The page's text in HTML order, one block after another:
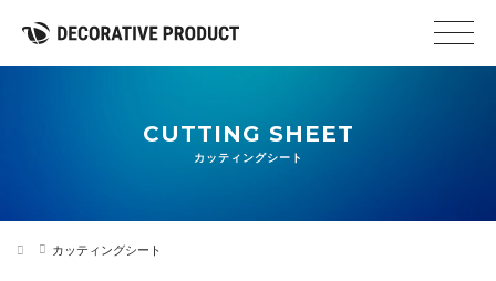
CUTTING SHEET
カッティングシート
カッティングシート